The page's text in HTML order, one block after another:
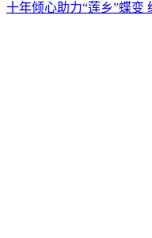
十年倾心助力“莲乡”蝶变